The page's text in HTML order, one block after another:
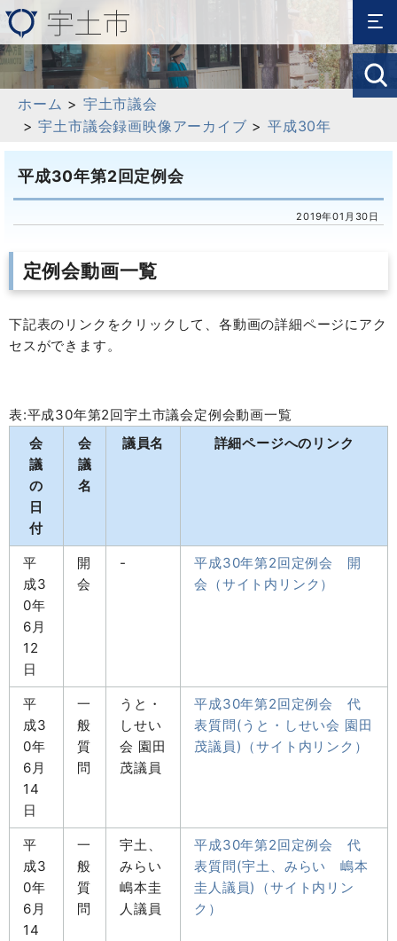
ホーム > 宇土市議会
>宇土市議会録画映像アーカイブ >平成30年
平成30年第2回定例会
2019年01月30日
定例会動画一覧
下記表のリンクをクリックして、各動画の詳細ページにアク
セスができます。
表:平成30年第2回宇土市議会定例会動画一覧
会
議
の
日
付
会
議
名
議員名 詳細ページへのリンク
平
成3
0年
6月
12
日
開
会
-
平成30年第2回定例会 開
会（サイト内リンク）
平
成3
0年
6月
14
日
一
般
質
問
うと・
しせい
会 園田
茂議員
平成30年第2回定例会 代
表質問(うと・しせい会 園田
茂議員)（サイト内リンク）
平
成3
0年
6月
14
一
般
質
問
宇土、
みらい
嶋本圭
人議員
平成30年第2回定例会 代
表質問(宇土、みらい 嶋本
圭人議員)（サイト内リン
ク）